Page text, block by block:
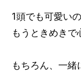
1頭でも可愛い
もうときめきで
もちろん、一